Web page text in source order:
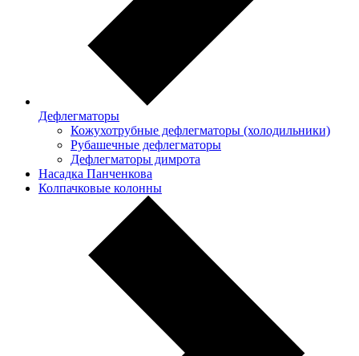
Дефлегматоры
Кожухотрубные дефлегматоры (холодильники)
Рубашечные дефлегматоры
Дефлегматоры димрота
Насадка Панченкова
Колпачковые колонны